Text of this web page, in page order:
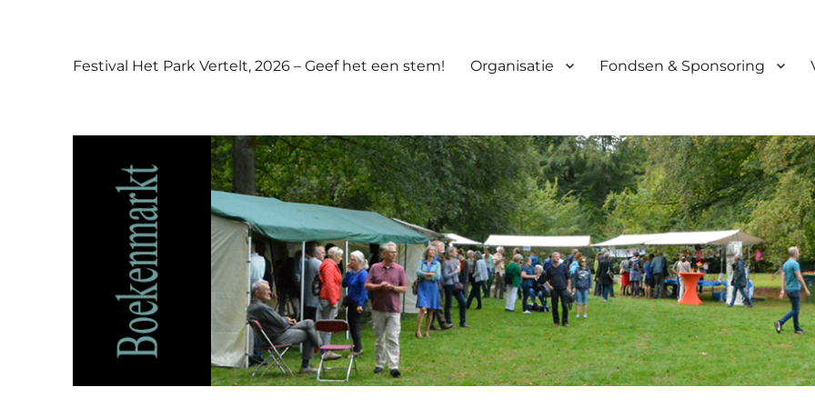
Festival Het Park Vertelt, 2026 – Geef het een stem! Organisatie Fondsen & Sponsoring